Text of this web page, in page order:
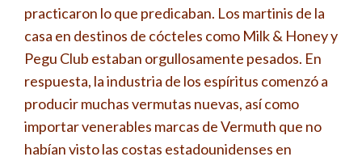
practicaron lo que predicaban. Los martinis de la
casa en destinos de cócteles como Milk & Honey y
Pegu Club estaban orgullosamente pesados. En
respuesta, la industria de los espíritus comenzó a
producir muchas vermutas nuevas, así como
importar venerables marcas de Vermuth que no
habían visto las costas estadounidenses en